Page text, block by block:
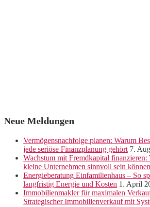
Neue Meldungen
Vermögensnachfolge planen: Warum
jede seriöse Finanzplanung gehört 7.
Wachstum mit Fremdkapital
kleine Unternehmen sinnvoll sein können
Energieberatung Einfamilienhaus – So
langfristig Energie und Kosten 1. April
Immobilienmakler für maximalen
Strategischer Immobilienverkauf mit